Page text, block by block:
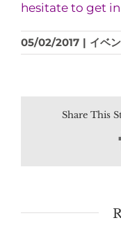
hesitate to get
05/02/2017 | イベ
Share This